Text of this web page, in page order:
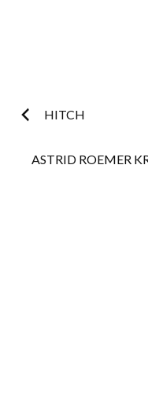
Post
navigation
HITCH
ASTRID ROEMER